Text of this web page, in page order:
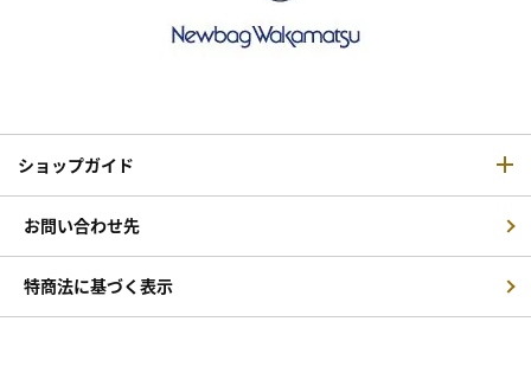
ショップガイド
お問い合わせ先
特商法に基づく表示